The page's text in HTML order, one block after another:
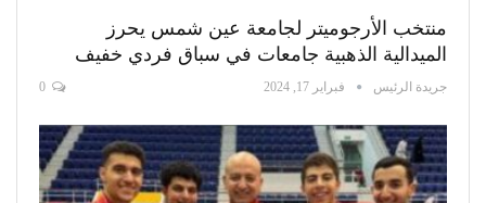
منتخب الأرجوميتر لجامعة عين شمس يحرز
الميدالية الذهبية جامعات في سباق فردي خفيف
جريدة الرئيس فبراير 17, 2024